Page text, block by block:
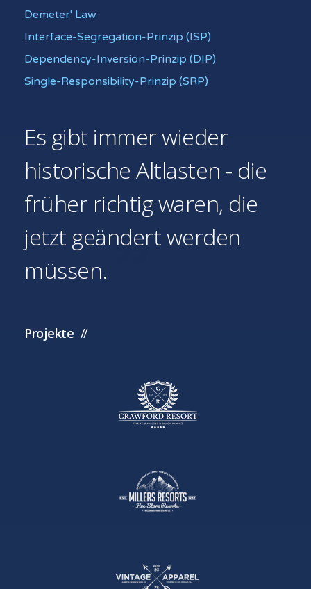
Demeter' Law
Interface-Segregation-Prinzip (ISP)
Dependency-Inversion-Prinzip (DIP)
Single-Responsibility-Prinzip (SRP)
Es gibt immer wieder
historische Altlasten - die
früher richtig waren, die
jetzt geändert werden
müssen.
Projekte